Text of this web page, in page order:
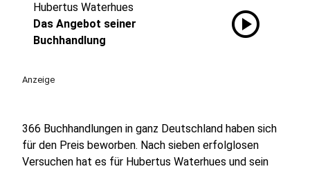
Hubertus Waterhues
Das Angebot seiner
Buchhandlung
play_circle
Anzeige
366 Buchhandlungen in ganz Deutschland haben sich
für den Preis beworben. Nach sieben erfolglosen
Versuchen hat es für Hubertus Waterhues und sein